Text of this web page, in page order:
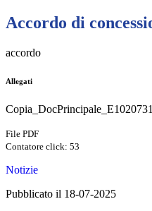
Accordo di
accordo
Allegati
File PDF
Contatore click: 53
Notizie
Pubblicato il 18-07-2025